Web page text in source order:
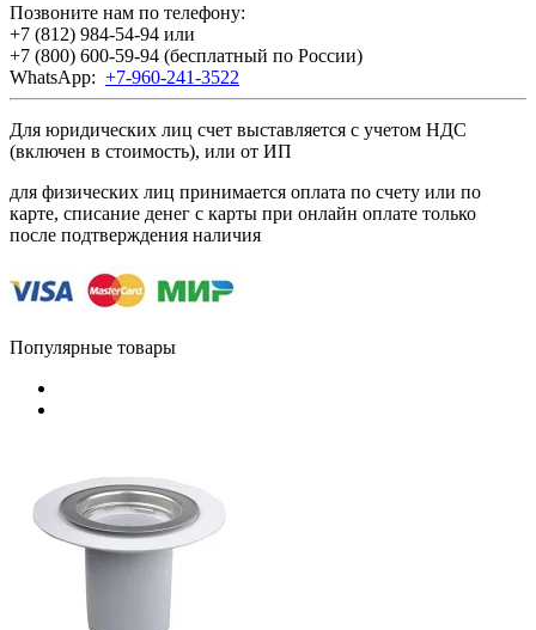
Позвоните нам по телефону:
+7 (812) 984-54-94 или
+7 (800) 600-59-94 (бесплатный по России)
WhatsApp: +7-960-241-3522
Для юридических лиц счет выставляется с учетом НДС
(включен в стоимость), или от ИП
для физических лиц принимается оплата по счету или по
карте, списание денег с карты при онлайн оплате только
после подтверждения наличия
Популярные товары